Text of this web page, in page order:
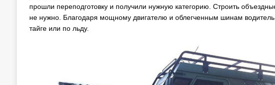
прошли переподготовку и получили нужную категорию. Строить
не нужно. Благодаря мощному двигателю и облегченным шинам
тайге или по льду.